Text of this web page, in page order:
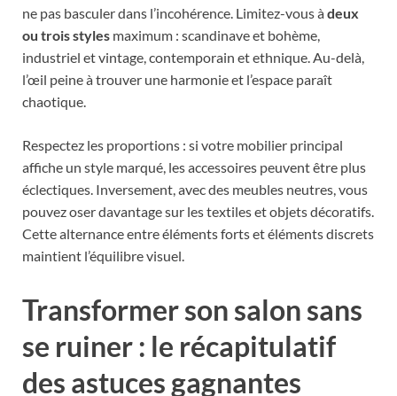
ne pas basculer dans l’incohérence. Limitez-vous àdeux
ou trois styles maximum : scandinave et bohème,
industriel et vintage, contemporain et ethnique. Au-delà,
l’œil peine à trouver une harmonie et l’espace paraît
chaotique.
Respectez les proportions : si votre mobilier principal
affiche un style marqué, les accessoires peuvent être plus
éclectiques. Inversement, avec des meubles neutres, vous
pouvez oser davantage sur les textiles et objets décoratifs.
Cette alternance entre éléments forts et éléments discrets
maintient l’équilibre visuel.
Transformer son salon sans
se ruiner : le récapitulatif
des astuces gagnantes